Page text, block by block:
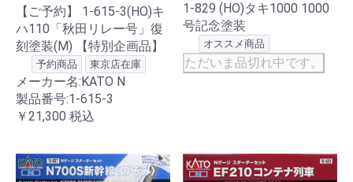
【ご予約】 1-615-3(HO)キ
ハ110「秋田リレー号」復
刻塗装(M) 【特別企画品】
予約商品 東京店在庫
メーカー名:KATO N
製品番号:1-615-3
￥21,300 税込
1-829 (HO)タキ1000 1000
号記念塗装
オススメ商品
ただいま品切れ中です。